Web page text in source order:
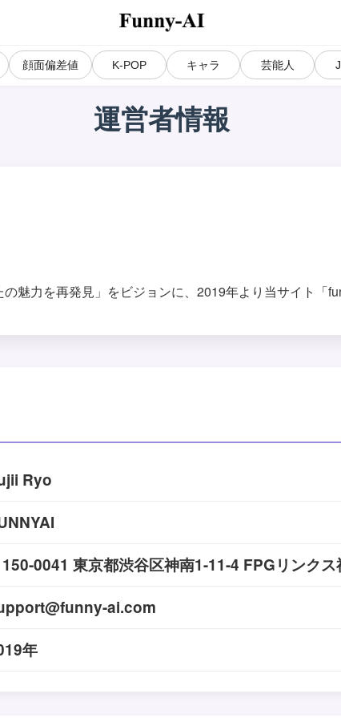
顔面偏差値 K-POP キャラ 芸能人
運営者情報
魅力を再発見」をビジョンに、2019年より当サイト「
Ryo
0041 東京都渋谷区神南1-11-4 FPGリンク
ai.com
年